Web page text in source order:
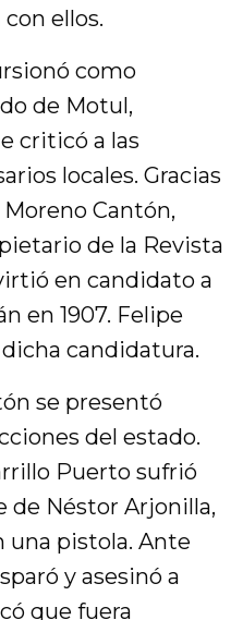
ellos.
como
de Motul,
criticó a las
locales. Gracias
Cantón,
de la Revista
en candidato a
en 1907. Felipe
candidatura.
se presentó
del estado.
Puerto sufrió
de Néstor Arjonilla,
una pistola. Ante
y asesinó a
que fuera